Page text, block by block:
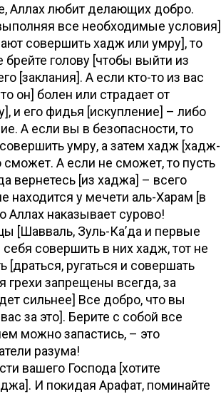
Аллах любит делающих добро.
все необходимые условия]
совершить хадж или умру], то
голову [чтобы выйти из
[заклания]. А если кто-то из вас
он] болен или страдает от
и его фидья [искупление] – либо
А если вы в безопасности, то
умру, а затем хадж [хадж-
сможет. А если не сможет, то пусть
вернетесь [из хаджа] – всего
находится у мечети аль-Харам [в
Аллах наказывает сурово!
[Шавваль, Зуль-Каʼда и первые
совершить в них хадж, тот не
ругаться и совершать
грехи запрещены всегда, за
сильнее] Все добро, что вы
за это]. Берите с собой все
можно запастись, – это
разума!
вашего Господа [хотите
И покидая Арафат, поминайте